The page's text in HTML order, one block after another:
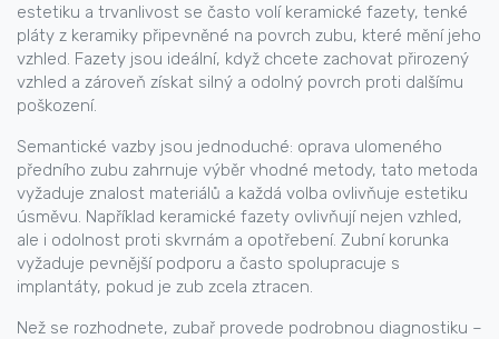
estetiku a trvanlivost se často volí keramické fazety, tenké
pláty z keramiky připevněné na povrch zubu, které mění jeho
vzhled. Fazety jsou ideální, když chcete zachovat přirozený
vzhled a zároveň získat silný a odolný povrch proti dalšímu
poškození.
Semantické vazby jsou jednoduché: oprava ulomeného
předního zubu zahrnuje výběr vhodné metody, tato metoda
vyžaduje znalost materiálů a každá volba ovlivňuje estetiku
úsměvu. Například keramické fazety ovlivňují nejen vzhled,
ale i odolnost proti skvrnám a opotřebení. Zubní korunka
vyžaduje pevnější podporu a často spolupracuje s
implantáty, pokud je zub zcela ztracen.
Než se rozhodnete, zubař provede podrobnou diagnostiku –